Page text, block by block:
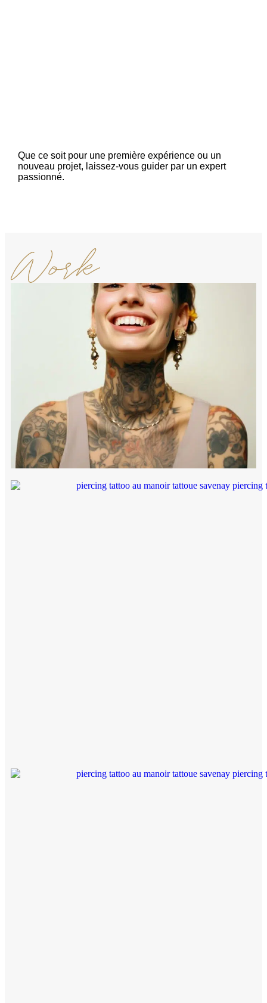
Que ce soit pour une première expérience ou un
nouveau projet, laissez-vous guider par un expert
passionné.